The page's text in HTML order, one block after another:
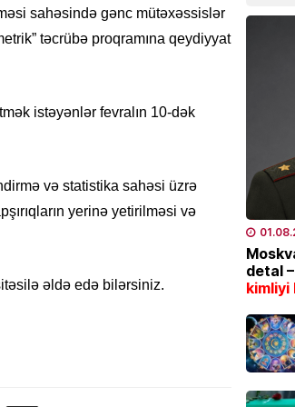
sahəsində gənc mütəxəssislər
təcrübə proqramına qeydiyyat
istəyənlər fevralın 10-dək
və statistika sahəsi üzrə
yerinə yetirilməsi və
əldə edə bilərsiniz.
İDMAN
SƏHIYYƏ
detal –
kimliyi